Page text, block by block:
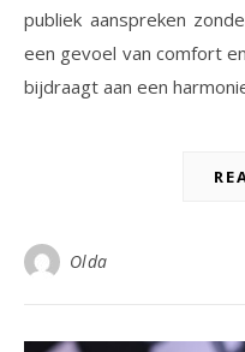
publiek aanspreken
een gevoel van comfort
bijdraagt aan een
Olda